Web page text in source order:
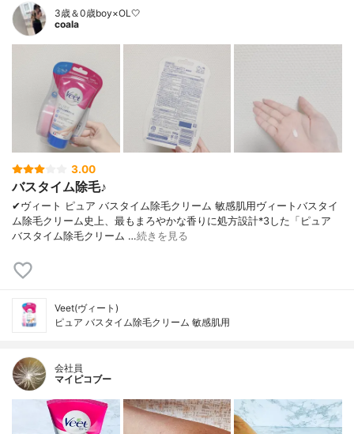
3歳＆0歳boy×OL🤍
coala
3.00
バスタイム除毛♪
✔︎ヴィート ピュア バスタイム除毛クリーム 敏感肌用ヴィートバスタイ
ム除毛クリーム史上、最もまろやかな香りに処方設計*3した「ピュア
バスタイム除毛クリーム …続きを見る
Veet(ヴィート)
ピュア バスタイム除毛クリーム 敏感肌用
会社員
マイピコブー